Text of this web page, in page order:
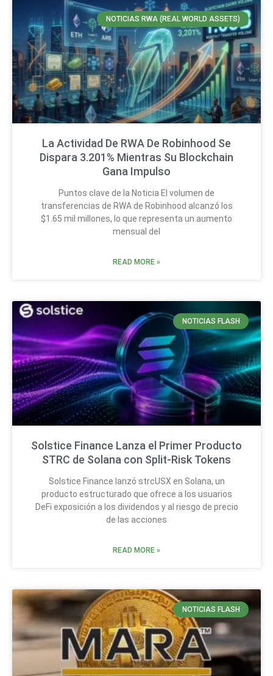
NOTICIAS RWA (REAL WORLD ASSETS)
La Actividad De RWA De Robinhood Se
Dispara 3.201% Mientras Su Blockchain
Gana Impulso
Puntos clave de la Noticia El volumen de
transferencias de RWA de Robinhood alcanzó los
$1.65 mil millones, lo que representa un aumento
mensual del
READ MORE »
NOTICIAS FLASH
Solstice Finance Lanza el Primer Producto
STRC de Solana con Split-Risk Tokens
Solstice Finance lanzó strcUSX en Solana, un
producto estructurado que ofrece a los usuarios
DeFi exposición a los dividendos y al riesgo de precio
de las acciones
READ MORE »
NOTICIAS FLASH